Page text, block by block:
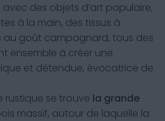
avec des objets d’art populaire,
à la main, des tissus à
au goût campagnard, tous des
ensemble à créer une
et détendue, évocatrice de
rustique se trouve la grande
massif, autour de laquelle la